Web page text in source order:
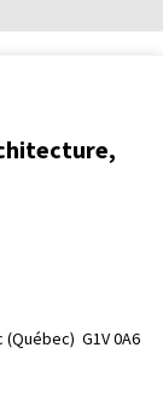
G1V 0A6